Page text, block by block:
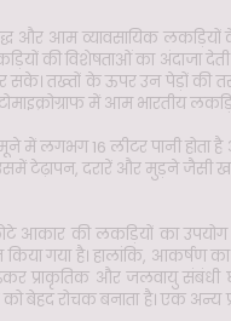
और आम व्यावसायिक लकड़ियों के
की विशेषताओं का अंदाजा देती
तख्तों के ऊपर उन पेड़ों की
में आम भारतीय
16 लीटर पानी होता है
टेढ़ापन, दरारें और मुड़ने जैसी
आकार की लकड़ियों का उपयोग
किया गया है। हालांकि, आकर्षण
प्राकृतिक और जलवायु
को बेहद रोचक बनाता है। एक